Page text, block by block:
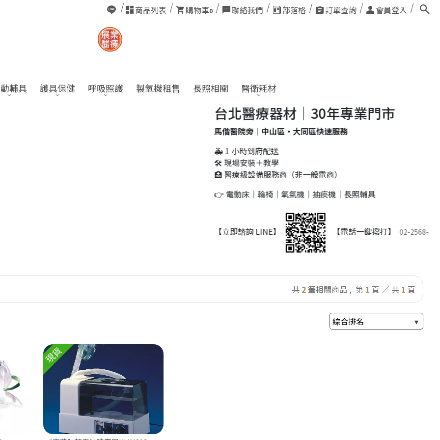
商品列表 購物車0 聯絡我們 部落格 訂單查詢 會員登入
輔具 護具保健 呼吸照護 製氧機租售 長照相關 醫衛耗材
台北醫療器材｜30年專業門市
馬偕醫院旁｜中山區・大同區快速服務
🚑 1 小時到府配送
🛠 現場安裝＋教學
🏥 醫療級設備服務商（非一般電商）
👉 電動床｜輪椅｜氧氣機｜抽痰機｜長照輔具
【立即諮詢 LINE】 【電話一鍵撥打】 02-2568-2478
共 2筆相關商品 , 第 1 頁 ／ 共 1 頁
現貨